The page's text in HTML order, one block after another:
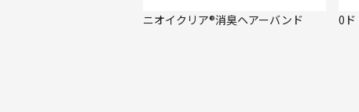
ニオイクリア®消臭ヘアーバンド 0ド